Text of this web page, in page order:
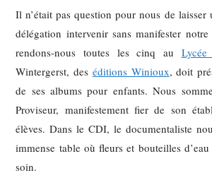
Il n’était pas question pour nous de laisser
délégation intervenir sans manifester
rendons-nous toutes les cinq au
Wintergerst, des éditions Winioux, doit
de ses albums pour enfants. Nous
Proviseur, manifestement fier de son
élèves. Dans le CDI, le documentaliste
immense table où fleurs et bouteilles d’eau
soin.